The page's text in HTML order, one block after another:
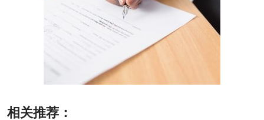
相关推荐：